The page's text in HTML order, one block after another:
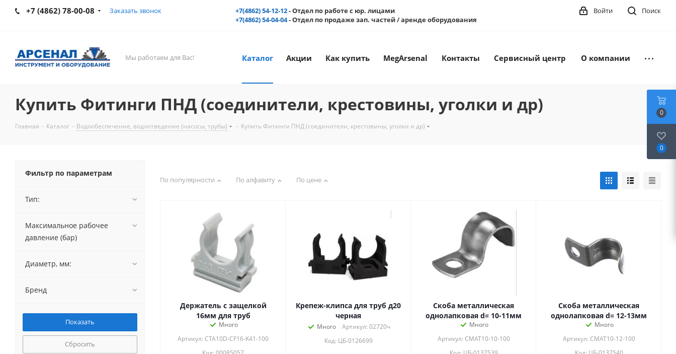
+7 (4862) 78-00-08 Заказать звонок +7(4862) 54-12-12- Отдел по работе с юр. лицами
+7(4862) 54-04-04- Отдел по продаже зап. частей / аренде оборудования
Поиск
Войти
Мы работаем для Вас! Каталог Акции Как купить MegArsenal Контакты Сервисный центр О компании
Купить Фитинги ПНД (соединители, крестовины, уголки и др)
Главная - Каталог - Водообеспечение, водоотведение (насосы, трубы) - Купить Фитинги ПНД (соединители, крестовины, уголки и др)
По популярности По алфавиту По цене
Держатель с защелкой
16мм для труб
Много
Артикул: CTA10D-CF16-K41-100
Крепеж-клипса для труб д20
черная
Много
Артикул: 02720ч
Код: ЦБ-0126699
Скоба металлическая
однолапковая d= 10-11мм
Много
Артикул: CMAT10-10-100
Скоба металлическая
однолапковая d= 12-13мм
Много
Артикул: CMAT10-12-100
Фильтр по параметрам
Тип:
Максимальное рабочее
давление (бар)
Диаметр, мм:
Бренд
Сбросить
0
0